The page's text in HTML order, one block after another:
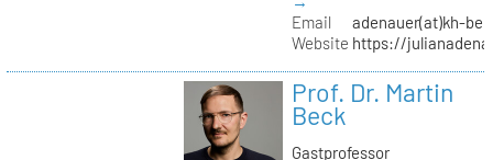
Email
adenauer(at)kh-
Website https://
Prof. Dr. Martin
Beck
Gastprofessor